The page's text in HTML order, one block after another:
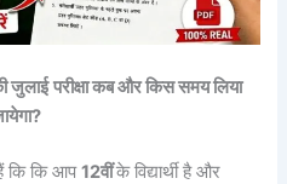
जुलाई परीक्षा कब और किस समय लिया
कि कि आप12वींके विद्यार्थी है और